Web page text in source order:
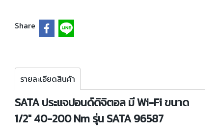
Share
รายละเอียดสินค้า
SATA ประแจปอนด์ดิจิตอล มี Wi-Fi ขนาด
1/2" 40-200 Nm รุ่น SATA 96587